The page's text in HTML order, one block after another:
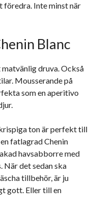
föredra. Inte minst när
Blanc
druva. Också
Mousserande på
som en aperitivo
ton är perfekt till
fatlagrad Chenin
havsabborre med
När det sedan ska
tillbehör, är ju
gott. Eller till en